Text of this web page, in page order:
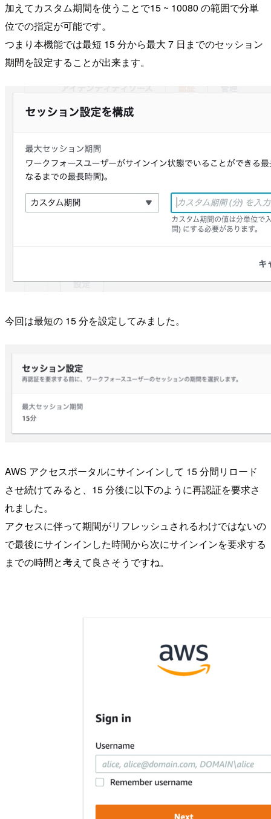
加えてカスタム期間を使うことで15 ~ 10080 の範囲で分単
位での指定が可能です。
つまり本機能では最短 15 分から最大 7 日までのセッション
期間を設定することが出来ます。
今回は最短の 15 分を設定してみました。
AWS アクセスポータルにサインインして 15 分間リロード
させ続けてみると、15 分後に以下のように再認証を要求さ
れました。
アクセスに伴って期間がリフレッシュされるわけではないの
で最後にサインインした時間から次にサインインを要求する
までの時間と考えて良さそうですね。